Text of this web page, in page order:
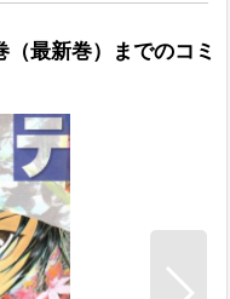
最新巻）までのコミ